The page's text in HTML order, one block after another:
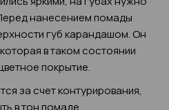
нанесением помады
губ карандашом. Он
в таком состоянии
покрытие.
за счет контурирования,
в тон помаде.